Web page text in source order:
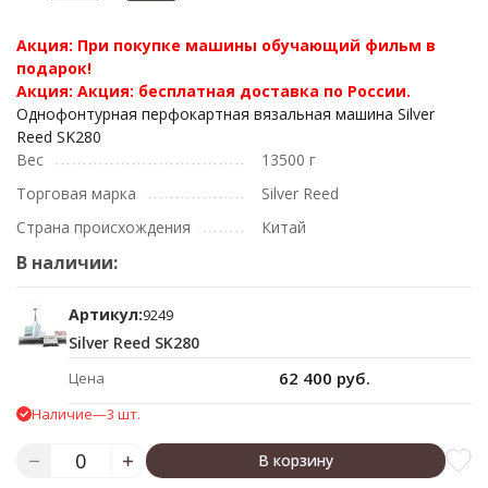
Акция: При покупке машины обучающий фильм в
подарок!
Акция: Акция: бесплатная доставка по России.
Однофонтурная перфокартная вязальная машина Silver
Reed SK280
Вес
13500 г
Торговая марка
Silver Reed
Страна происхождения
Китай
В наличии:
Артикул:9249
Silver Reed SK280
Цена 62 400 руб.
Наличие—3 шт.
В корзину